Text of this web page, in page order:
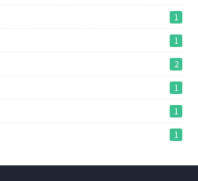
1
1
2
1
1
1